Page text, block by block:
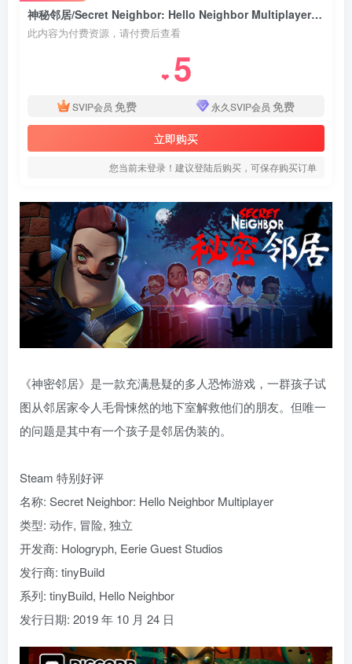
神秘邻居/Secret Neighbor: Hello Neighbor Multiplayer v1.8.8.0联机版|恐怖冒险|容量7.4GB|免安装绿色中文版
此内容为付费资源，请付费后查看
❤ 5
SVIP会员 免费 永久SVIP会员 免费
立即购买
您当前未登录！建议登陆后购买，可保存购买订单
《神密邻居》是一款充满悬疑的多人恐怖游戏，一群孩子试
图从邻居家令人毛骨悚然的地下室解救他们的朋友。但唯一
的问题是其中有一个孩子是邻居伪装的。
Steam 特别好评
名称: Secret Neighbor: Hello Neighbor Multiplayer
类型: 动作, 冒险, 独立
开发商: Hologryph, Eerie Guest Studios
发行商: tinyBuild
系列: tinyBuild, Hello Neighbor
发行日期: 2019 年 10 月 24 日